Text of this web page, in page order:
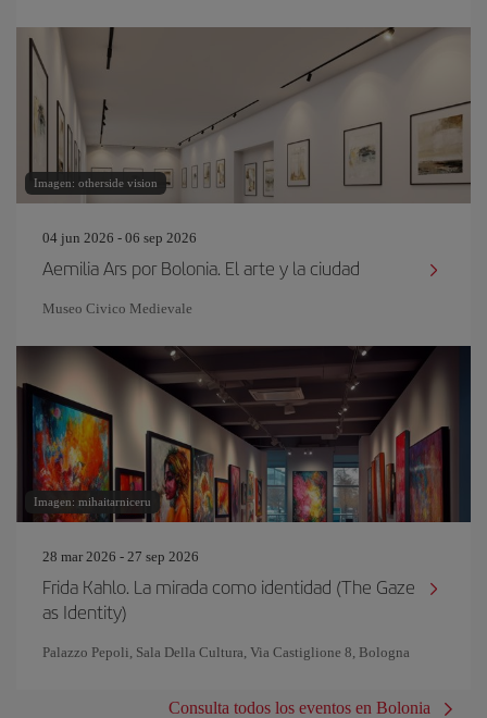
Imagen: otherside vision
04 jun 2026 - 06 sep 2026
Aemilia Ars por Bolonia. El arte y la ciudad
Museo Civico Medievale
Imagen: mihaitarniceru
28 mar 2026 - 27 sep 2026
Frida Kahlo. La mirada como identidad (The Gaze
as Identity)
Palazzo Pepoli, Sala Della Cultura, Via Castiglione 8, Bologna
Consulta todos los eventos en Bolonia